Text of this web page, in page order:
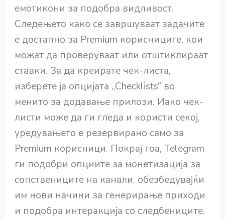
емотикони за подобра видливост.
Следењето како се завршуваат задачите
е достапно за Premium корисниците, кои
можат да проверуваат или отштиклираат
ставки. За да креирате чек-листа,
изберете ја опцијата „Checklists“ во
менито за додавање прилози. Иако чек-
листи може да ги гледа и користи секој,
уредувањето е резервирано само за
Premium корисници. Покрај тоа, Telegram
ги подобри опциите за монетизација за
сопствениците на канали, обезбедувајќи
им нови начини за генерирање приходи
и подобра интеракција со следбениците.